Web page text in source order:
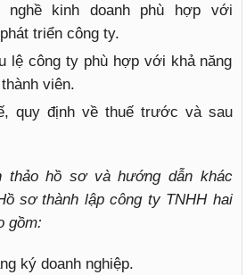
nghề kinh doanh phù hợp với
triển công ty.
lệ công ty phù hợp với khả năng
viên.
quy định về thuế trước và sau
thảo hồ sơ và hướng dẫn khác
sơ thành lập công ty TNHH hai
gồm:
ký doanh nghiệp.